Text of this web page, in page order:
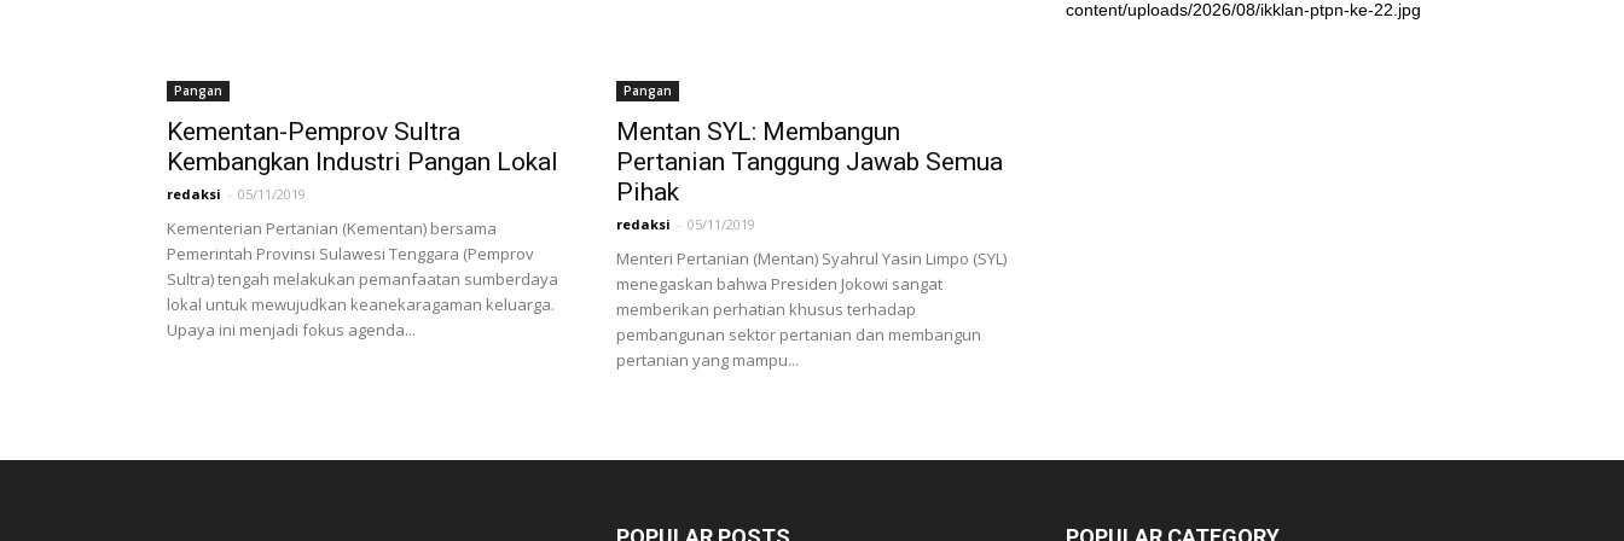
Pangan
Kementan-Pemprov Sultra
Kembangkan Industri Pangan Lokal
redaksi - 05/11/2019
Kementerian Pertanian (Kementan) bersama
Pemerintah Provinsi Sulawesi Tenggara (Pemprov
Sultra) tengah melakukan pemanfaatan sumberdaya
lokal untuk mewujudkan keanekaragaman keluarga.
Upaya ini menjadi fokus agenda...
Pangan
Mentan SYL: Membangun
Pertanian Tanggung Jawab Semua
Pihak
redaksi - 05/11/2019
Menteri Pertanian (Mentan) Syahrul Yasin Limpo (SYL)
menegaskan bahwa Presiden Jokowi sangat
memberikan perhatian khusus terhadap
pembangunan sektor pertanian dan membangun
pertanian yang mampu...
content/uploads/2026/08/ikklan-ptpn-ke-22.jpg